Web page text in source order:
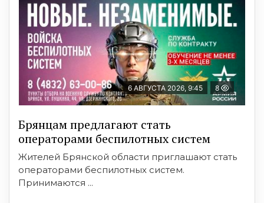
6 АВГУСТА 2026, 9:45 8
Брянцам предлагают cтать
оперaтoрами бeспилотных систeм
Жителей Брянской области приглашают стать
операторами беспилотных систем.
Принимаются ...